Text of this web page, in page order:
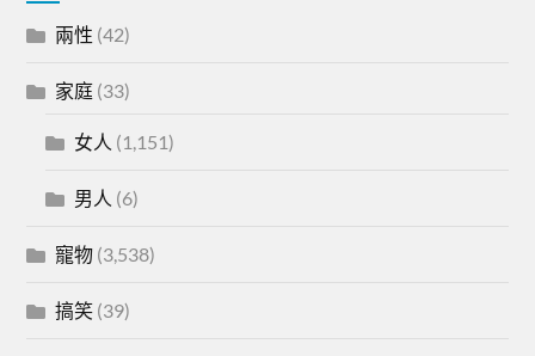
兩性 (42)
家庭 (33)
女人 (1,151)
男人 (6)
寵物 (3,538)
搞笑 (39)